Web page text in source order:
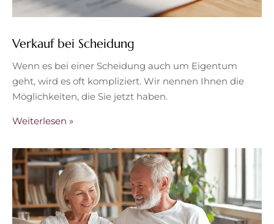
Verkauf bei Scheidung
Wenn es bei einer Scheidung auch um Eigentum
geht, wird es oft kompliziert. Wir nennen Ihnen die
Möglichkeiten, die Sie jetzt haben.
Weiterlesen »